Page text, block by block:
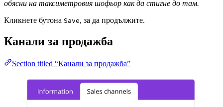
обясни на таксиметровия шофьор как да стигне до там.
Кликнете бутона Save, за да продължите.
Канали за продажба
Section titled “Канали за продажба”